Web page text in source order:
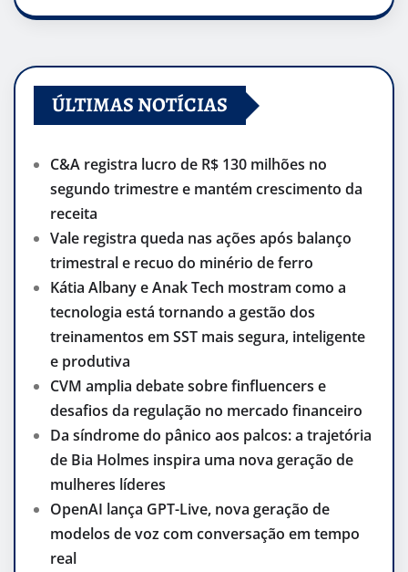
ÚLTIMAS NOTÍCIAS
C&A registra lucro de R$ 130 milhões no
segundo trimestre e mantém crescimento da
receita
Vale registra queda nas ações após balanço
trimestral e recuo do minério de ferro
Kátia Albany e Anak Tech mostram como a
tecnologia está tornando a gestão dos
treinamentos em SST mais segura, inteligente
e produtiva
CVM amplia debate sobre finfluencers e
desafios da regulação no mercado financeiro
Da síndrome do pânico aos palcos: a trajetória
de Bia Holmes inspira uma nova geração de
mulheres líderes
OpenAI lança GPT-Live, nova geração de
modelos de voz com conversação em tempo
real